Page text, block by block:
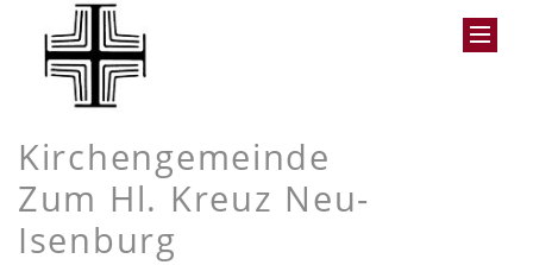
Kirchengemeinde
Zum Hl. Kreuz Neu-
Isenburg